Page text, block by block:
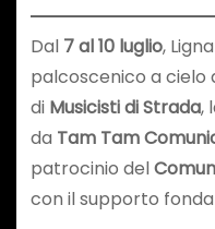
Dal 7 al 10 luglio,
palcoscenico a cielo
di Musicisti di Strada,
da Tam Tam
patrocinio del
con il supporto